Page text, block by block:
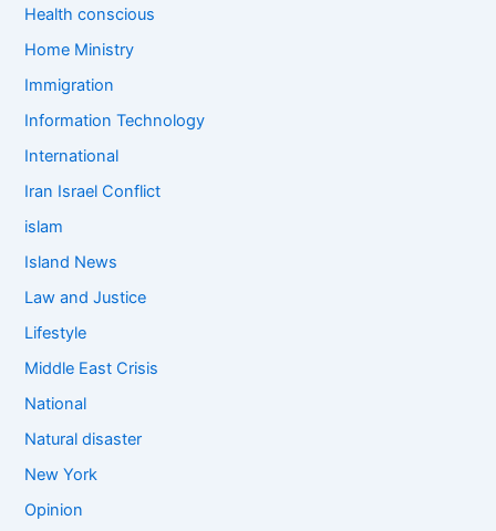
Health conscious
Home Ministry
Immigration
Information Technology
International
Iran Israel Conflict
islam
Island News
Law and Justice
Lifestyle
Middle East Crisis
National
Natural disaster
New York
Opinion